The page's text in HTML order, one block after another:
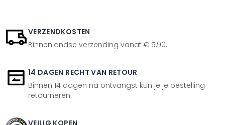
VERZENDKOSTEN
Binnenlandse verzending vanaf € 5,90.
14 DAGEN RECHT VAN RETOUR
Binnen 14 dagen na ontvangst kun je je bestelling
retourneren.
VEILIG KOPEN